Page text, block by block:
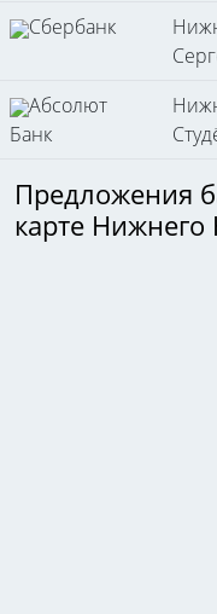
Сбербанк
Абсолют
Банк
Предложения
карте Нижнего